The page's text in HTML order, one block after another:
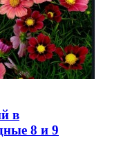
в
8 и 9